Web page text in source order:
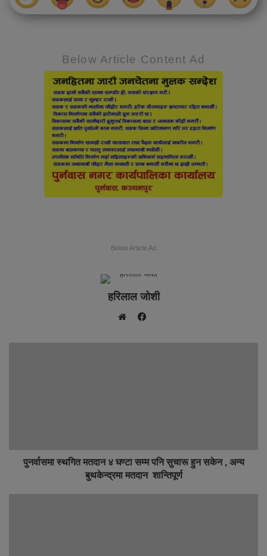
Below Article Content Ad
Below Article Ad
हरिलाल जोशी
e
c
पुनर्वासमा स्थगित मतदान ४ घण्टा सम्म पनि सुचारू हुन सकेन , अन्य
बुथकेन्द्रमा मतदान शान्तिपूर्ण